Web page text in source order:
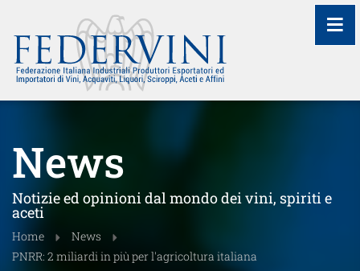
News
Notizie ed opinioni dal mondo dei vini, spiriti e
aceti
Home
News
PNRR: 2 miliardi in più per l'agricoltura italiana
≡